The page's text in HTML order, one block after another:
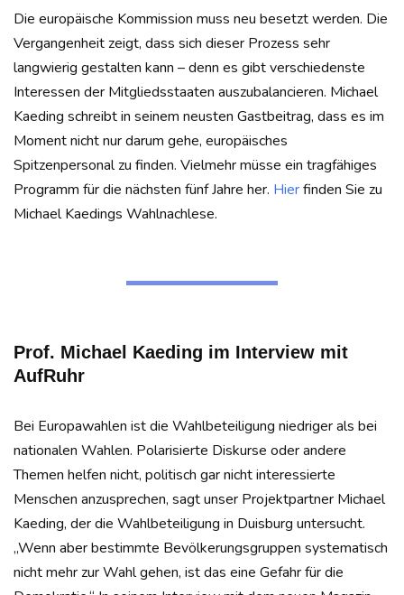
Die europäische Kommission muss neu besetzt werden. Die
Vergangenheit zeigt, dass sich dieser Prozess sehr
langwierig gestalten kann – denn es gibt verschiedenste
Interessen der Mitgliedsstaaten auszubalancieren. Michael
Kaeding schreibt in seinem neusten Gastbeitrag, dass es im
Moment nicht nur darum gehe, europäisches
Spitzenpersonal zu finden. Vielmehr müsse ein tragfähiges
Programm für die nächsten fünf Jahre her. Hierfinden Sie zu
Michael Kaedings Wahlnachlese.
Prof. Michael Kaeding im Interview mit
AufRuhr
Bei Europawahlen ist die Wahlbeteiligung niedriger als bei
nationalen Wahlen. Polarisierte Diskurse oder andere
Themen helfen nicht, politisch gar nicht interessierte
Menschen anzusprechen, sagt unser Projektpartner Michael
Kaeding, der die Wahlbeteiligung in Duisburg untersucht.
„Wenn aber bestimmte Bevölkerungsgruppen systematisch
nicht mehr zur Wahl gehen, ist das eine Gefahr für die